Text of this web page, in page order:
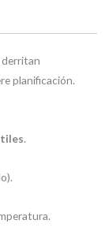
planificación.
.